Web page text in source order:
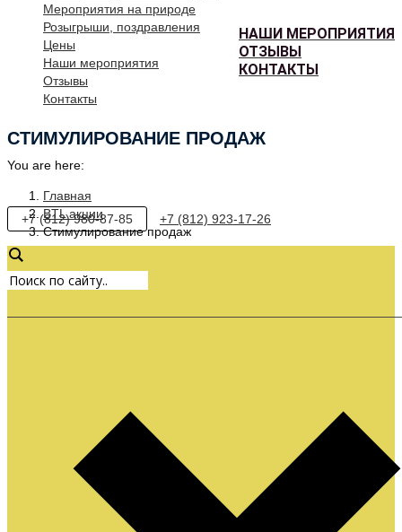
НАШИ МЕРОПРИЯТИЯ
ОТЗЫВЫ
КОНТАКТЫ
Мероприятия на природе
Розыгрыши, поздравления
Цены
Наши мероприятия
Отзывы
Контакты
СТИМУЛИРОВАНИЕ ПРОДАЖ
You are here:
Главная
BTL акции
Стимулирование продаж
+7 (812) 980-87-85 +7 (812) 923-17-26